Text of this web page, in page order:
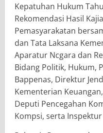
Kepatuhan Hukum
Rekomendasi Hasil
Pemasyarakatan
dan Tata Laksana
Aparatur Ncgara dan
Bidang Politik, Hukum,
Bappenas, Direktur
Kementerian
Deputi Pencegahan
Kompsi, serta